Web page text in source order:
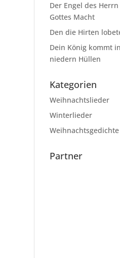
Der Engel des Herrn
Gottes Macht
Den die Hirten
Dein König kommt in
niedern Hüllen
Kategorien
Weihnachtslieder
Winterlieder
Weihnachtsgedichte
Partner